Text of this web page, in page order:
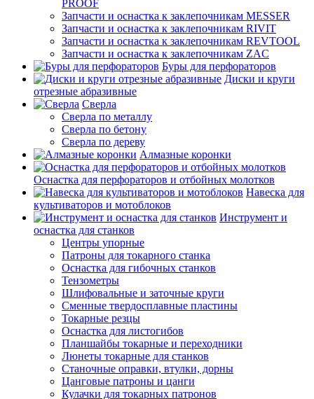
PROOF
Запчасти и оснастка к заклепочникам MESSER
Запчасти и оснастка к заклепочникам RIVIT
Запчасти и оснастка к заклепочникам REVTOOL
Запчасти и оснастка к заклепочникам ZAC
Буры для перфораторов
Диски и круги
отрезные абразивные
Сверла
Сверла по металлу
Сверла по бетону
Сверла по дереву
Алмазные коронки
Оснастка для перфораторов и отбойных молотков
Навеска для
культиваторов и мотоблоков
Инструмент и
оснастка для станков
Центры упорные
Патроны для токарного станка
Оснастка для гибочных станков
Тензометры
Шлифовальные и заточные круги
Сменные твердосплавные пластины
Токарные резцы
Оснастка для листогибов
Планшайбы токарные и переходники
Люнеты токарные для станков
Станочные оправки, втулки, дорны
Цанговые патроны и цанги
Кулачки для токарных патронов